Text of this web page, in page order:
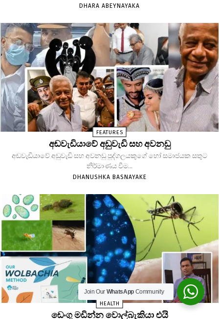
DHARA ABEYNAYAKA
FEATURES
අඬවැඩියාවේ අඩුවැඩි සහ අවනඩු
අඬවැඩියාවේ අඩුවැඩි සහ අවනඩු පුද්ගලයකුගේ හෝ සමාජයක සතුට
නිර්මාණය වීම...
DHANUSHKA BASNAYAKE
HEALTH
ඩෙංගු මඩින්න වොල්බැකියා එයි
Join Our WhatsAppCommunity